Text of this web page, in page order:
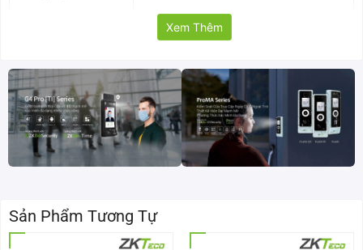
1 HDMI, 1 VGA
OSD
Camera Title, Time, Video Loss, Motion
Detection, Ghi âm
Phát hiện và báo
động video
tin nhắn, Bộ rung, Gửi email, FTP, Tải lên
đám mây, Báo động đẩy
Xem Thêm
Sản Phẩm Tương Tự